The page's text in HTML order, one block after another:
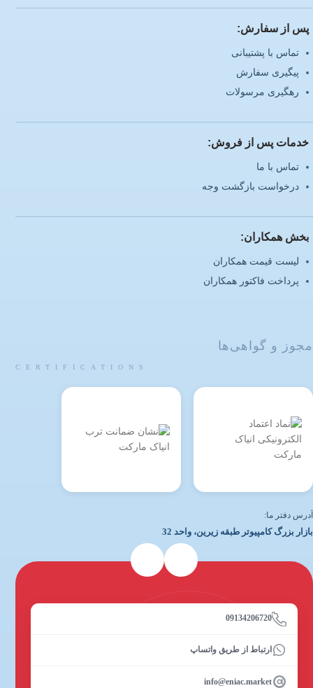
پس از سفارش:
تماس با پشتیبانی
پیگیری سفارش
رهگیری مرسولات
خدمات پس از فروش:
تماس با ما
درخواست بازگشت وجه
بخش همکاران:
لیست قیمت همکاران
پرداخت فاکتور همکاران
مجوز و گواهی‌ها
CERTIFICATIONS
آدرس دفتر ما:
بازار بزرگ کامپیوتر طبقه زیرین، واحد 32
09134206720
ارتباط از طریق واتساپ
info@eniac.market